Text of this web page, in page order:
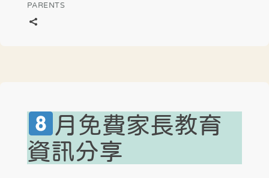
PARENTS
月免費家長教育
資訊分享